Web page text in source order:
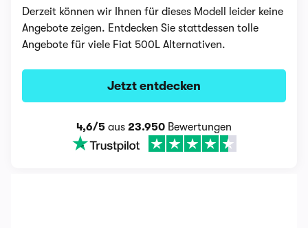
Derzeit können wir Ihnen für dieses Modell leider keine
Angebote zeigen. Entdecken Sie stattdessen tolle
Angebote für viele Fiat 500L Alternativen.
Jetzt entdecken
4,6/5 aus 23.950 Bewertungen